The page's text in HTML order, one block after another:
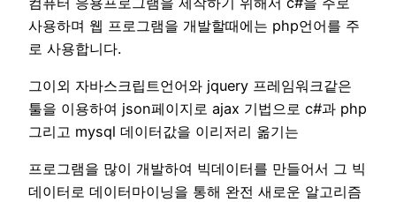
사용하며 웹 프로그램을 개발할때에는 php언어를 주
로 사용합니다.
그이외 자바스크립트언어와 jquery 프레임워크같은
툴을 이용하여 json페이지로 ajax 기법으로 c#과 php
그리고 mysql 데이터값을 이리저리 옮기는
프로그램을 많이 개발하여 빅데이터를 만들어서 그 빅
데이터로 데이터마이닝을 통해 완전 새로운 알고리즘